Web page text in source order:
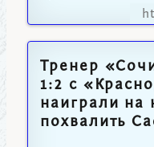
Тренер
1:2 с
наиграли
похвалить